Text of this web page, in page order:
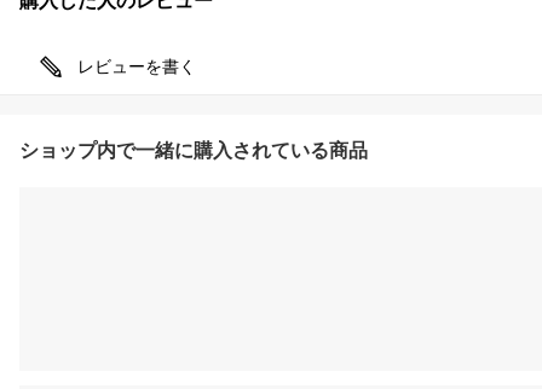
レビューを書く
ショップ内で一緒に購入されている商品